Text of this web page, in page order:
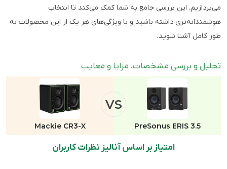
می‌پردازیم. این بررسی جامع به شما کمک می‌کند تا انتخاب
هوشمندانه‌تری داشته باشید و با ویژگی‌های هر یک از این محصولات به
طور کامل آشنا شوید.
تحلیل و بررسی مشخصات، مزایا و معایب
VS
PreSonus ERIS 3.5
Mackie CR3-X
امتیاز بر اساس آنالیز نظرات کاربران